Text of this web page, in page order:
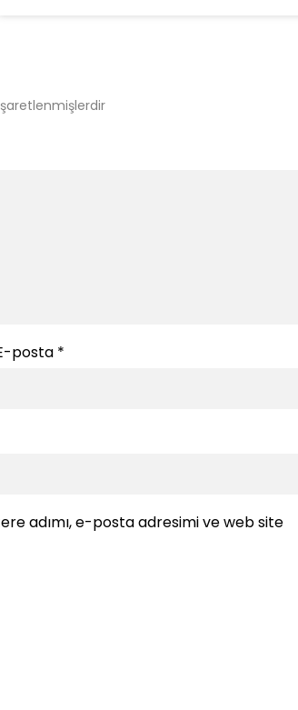
posta *
adımı, e-posta adresimi ve web site